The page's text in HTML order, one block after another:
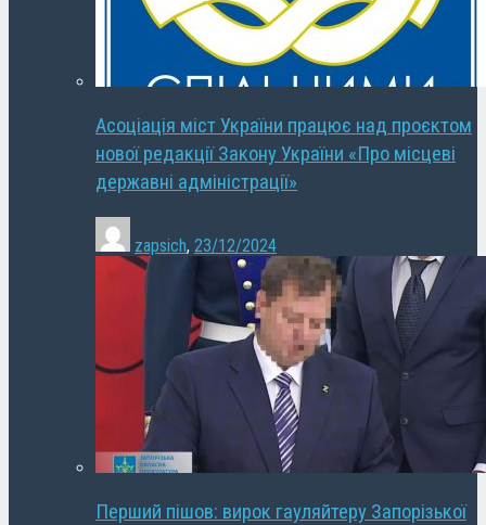
Асоціація міст України працює над проєктом
нової редакції Закону України «Про місцеві
державні адміністрації»
zapsich, 23/12/2024
Перший пішов: вирок гауляйтеру Запорізької